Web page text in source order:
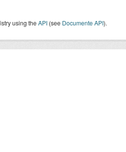
using theAPI (see Documente API).